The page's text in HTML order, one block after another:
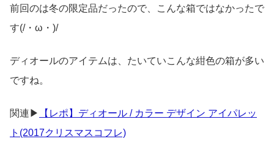
前回のは冬の限定品だったので、こんな箱ではなかったで
す(/・ω・)/
ディオールのアイテムは、たいていこんな紺色の箱が多い
ですね。
関連▶
【レポ】ディオール / カラー デザイン アイパレッ
ト(2017クリスマスコフレ)